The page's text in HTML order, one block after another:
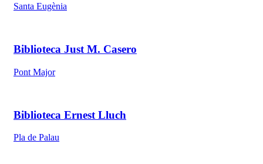
Santa Eugènia
Biblioteca Just M. Casero
Pont Major
Biblioteca Ernest Lluch
Pla de Palau